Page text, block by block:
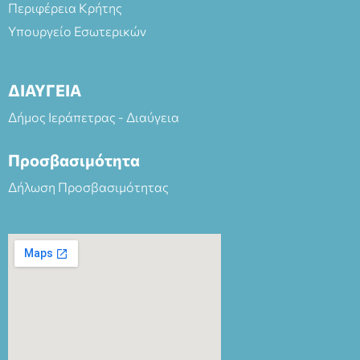
Περιφέρεια Κρήτης
Υπουργείο Εσωτερικών
ΔΙΑΥΓΕΙΑ
Δήμος Ιεράπετρας - Διαύγεια
Προσβασιμότητα
Δήλωση Προσβασιμότητας